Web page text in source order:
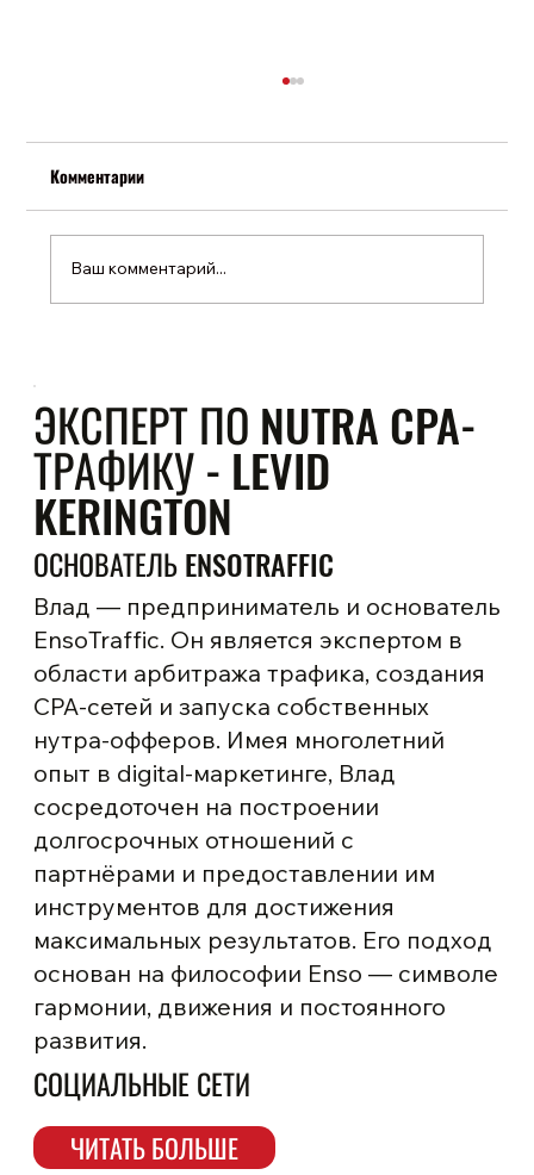
Комментарии
Ваш комментарий...
ЭКСПЕРТ ПО NUTRA CPA-
ТРАФИКУ - LEVID
KERINGTON
ОСНОВАТЕЛЬ ENSOTRAFFIC
Влад — предприниматель и основатель
EnsoTraffic. Он является экспертом в
области арбитража трафика, создания
CPA-сетей и запуска собственных
нутра-офферов. Имея многолетний
опыт в digital-маркетинге, Влад
сосредоточен на построении
долгосрочных отношений с
партнёрами и предоставлении им
инструментов для достижения
максимальных результатов. Его подход
основан на философии Enso — символе
гармонии, движения и постоянного
развития.
СОЦИАЛЬНЫЕ СЕТИ
ЧИТАТЬ БОЛЬШЕ